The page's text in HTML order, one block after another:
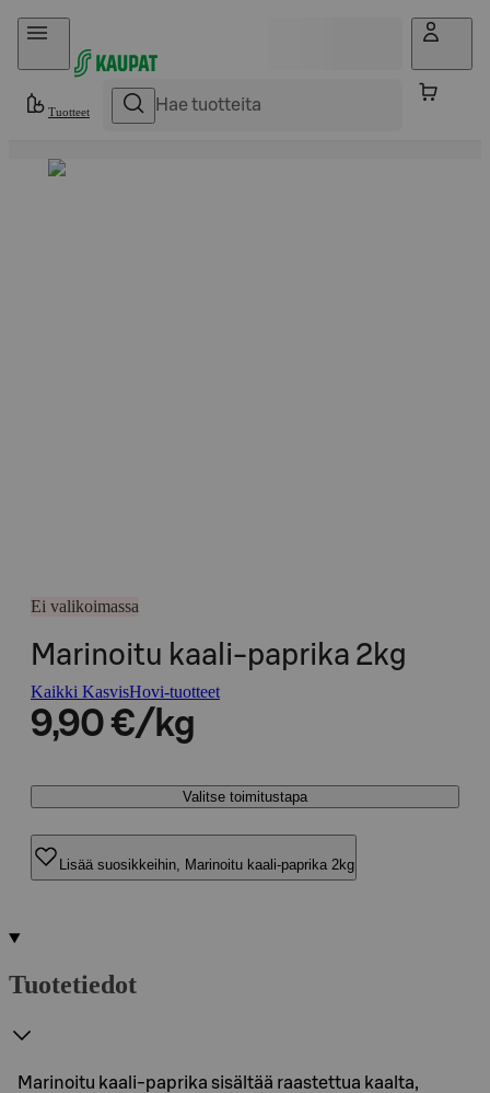
Hyppää sisältöön
Tuotteet
Ei valikoimassa
Marinoitu kaali-paprika 2kg
Kaikki KasvisHovi-tuotteet
9,90 €/kg
Valitse toimitustapa
Lisää suosikkeihin, Marinoitu kaali-paprika 2kg
Tuotetiedot
Marinoitu kaali-paprika sisältää raastettua kaalta,